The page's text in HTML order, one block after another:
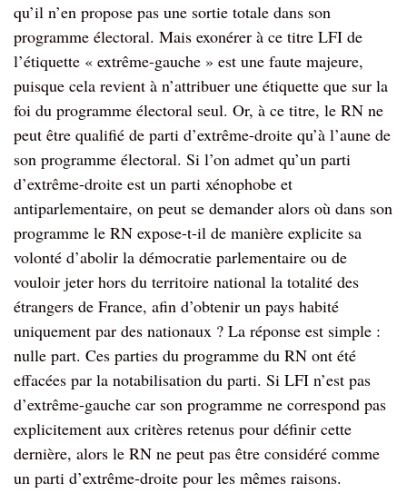
qu’il n’en propose pas une sortie totale dans son
programme électoral. Mais exonérer à ce titre LFI de
l’étiquette « extrême-gauche » est une faute majeure,
puisque cela revient à n’attribuer une étiquette que sur la
foi du programme électoral seul. Or, à ce titre, le RN ne
peut être qualifié de parti d’extrême-droite qu’à l’aune de
son programme électoral. Si l’on admet qu’un parti
d’extrême-droite est un parti xénophobe et
antiparlementaire, on peut se demander alors où dans son
programme le RN expose-t-il de manière explicite sa
volonté d’abolir la démocratie parlementaire ou de
vouloir jeter hors du territoire national la totalité des
étrangers de France, afin d’obtenir un pays habité
uniquement par des nationaux ? La réponse est simple :
nulle part. Ces parties du programme du RN ont été
effacées par la notabilisation du parti. Si LFI n’est pas
d’extrême-gauche car son programme ne correspond pas
explicitement aux critères retenus pour définir cette
dernière, alors le RN ne peut pas être considéré comme
un parti d’extrême-droite pour les mêmes raisons.